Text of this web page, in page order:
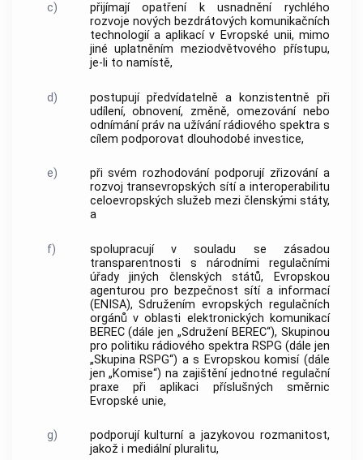
c)
přijímají opatření k usnadnění rychlého
rozvoje nových bezdrátových komunikačních
technologií a aplikací v Evropské unii, mimo
jiné uplatněním meziodvětvového přístupu,
je-li to namístě,
d)
postupují předvídatelně a konzistentně při
udílení, obnovení, změně, omezování nebo
odnímání práv na užívánírádiového spektras
cílem podporovat dlouhodobé investice,
e)
při svém rozhodování podporují zřizování a
rozvoj transevropských sítí a interoperabilitu
celoevropských služeb mezi členskými státy,
a
f)
spolupracují v souladu se zásadou
transparentnosti s národními regulačními
úřady jiných členských států, Evropskou
agenturou pro bezpečnost sítí a informací
(ENISA), Sdružením evropských regulačních
orgánů v oblasti elektronických komunikací
BEREC (dále jen „Sdružení BEREC“), Skupinou
pro politiku rádiového spektraRSPG (dále jen
„Skupina RSPG“) a s Evropskou komisí (dále
jen „Komise“) na zajištění jednotné regulační
praxe při aplikaci příslušných směrnic
Evropské unie,
g)
podporují kulturní a jazykovou rozmanitost,
jakož i mediální pluralitu,